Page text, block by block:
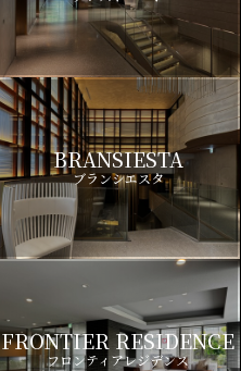
BRANSIESTA
ブランシエスタ
FRONTIER RESIDENCE
フロンティアレジデンス